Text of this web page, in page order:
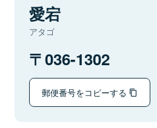
愛宕
アタゴ
036-1302
郵便番号をコピーする